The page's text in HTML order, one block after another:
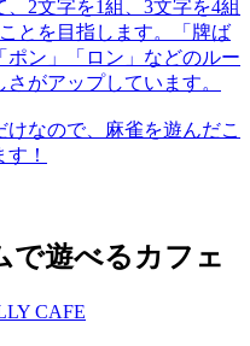
2文字を1組、3文字を4組
とを目指します。「牌ば
ン」「ロン」などのルー
がアップしています。
なので、麻雀を遊んだこ
！
で遊べるカフェ